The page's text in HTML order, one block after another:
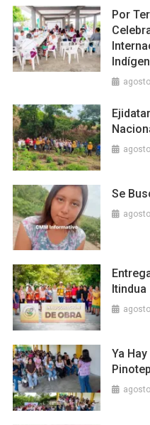
Por
Se
Itindua
Ya